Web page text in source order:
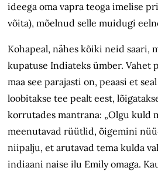
ideega oma vapra teoga imelise
võita), mõelnud selle muidugi
Kohapeal, nähes kõiki neid saari,
kupatuse Indiateks ümber. Vahet
maa see parajasti on, peaasi et
loobitakse tee pealt eest,
korrutades mantrana: „Olgu kuld
meenutavad rüütlid, õigemini
niipalju, et arutavad tema kulda
indiaani naise ilu Emily omaga.